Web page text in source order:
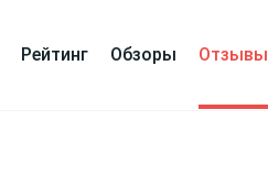
Рейтинг Обзоры Отзывы